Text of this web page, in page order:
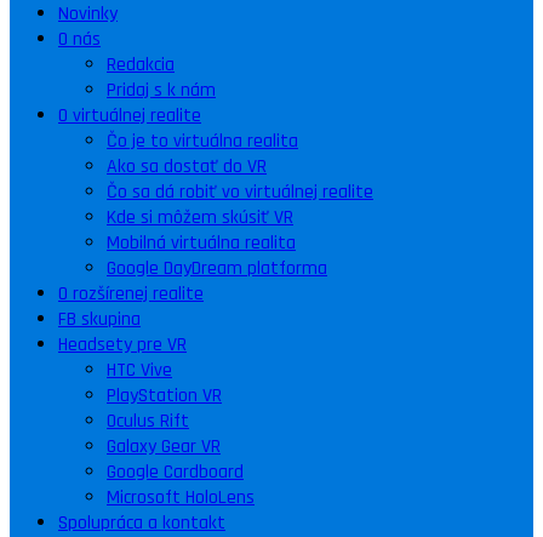
Novinky
O nás
Redakcia
Pridaj s k nám
O virtuálnej realite
Čo je to virtuálna realita
Ako sa dostať do VR
Čo sa dá robiť vo virtuálnej realite
Kde si môžem skúsiť VR
Mobilná virtuálna realita
Google DayDream platforma
O rozšírenej realite
FB skupina
Headsety pre VR
HTC Vive
PlayStation VR
Oculus Rift
Galaxy Gear VR
Google Cardboard
Microsoft HoloLens
Spolupráca a kontakt